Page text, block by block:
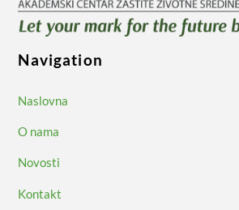
Navigation
Naslovna
O nama
Novosti
Kontakt